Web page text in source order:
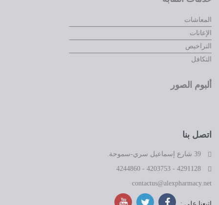
المعاشات
الإعانات
التراخيص
التكافل
ألبوم الصور
اتصل بنا
contactus@alexpharmacy.net